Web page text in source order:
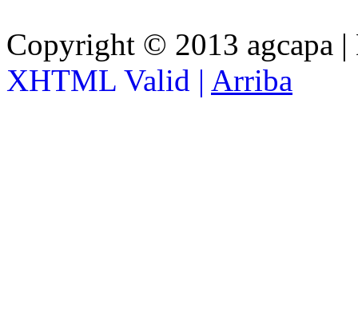
Copyright © 2013 agcapa
XHTML Valid | Arriba